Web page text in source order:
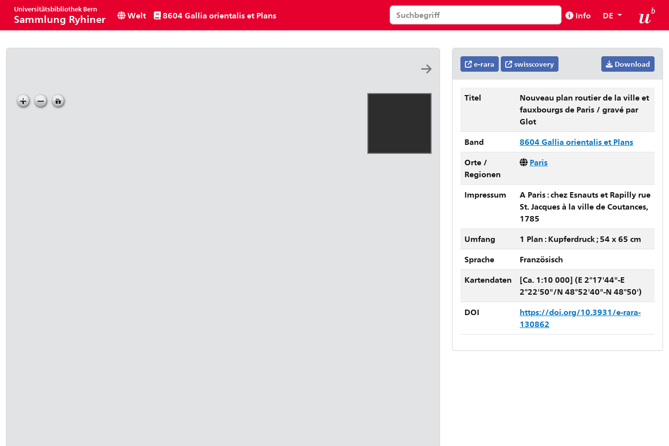
Universitätsbibliothek Bern
Sammlung Ryhiner Welt 8604 Gallia orientalis et Plans Info DE
e-rara swisscovery Download
Titel
Nouveau plan routier de la ville et
fauxbourgs de Paris / gravé par
Glot
Band
8604 Gallia orientalis et Plans
Orte /
Regionen
Paris
Impressum
A Paris : chez Esnauts et Rapilly rue
St. Jacques à la ville de Coutances,
1785
Umfang
1 Plan : Kupferdruck ; 54 x 65 cm
Sprache
Französisch
Kartendaten
[Ca. 1:10 000] (E 2°17'44"-E
2°22'50"/N 48°52'40"-N 48°50')
DOI
https://doi.org/10.3931/e-rara-
130862